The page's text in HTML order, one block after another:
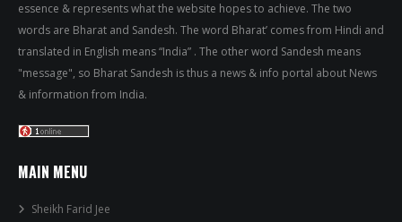
essence & represents what the website hopes to achieve. The two
words are Bharat and Sandesh. The word Bharat’ comes from Hindi and
translated in English means “India” . The other word Sandesh means
"message", so Bharat Sandesh is thus a news & info portal about News
& information from India.
MAIN MENU
Sheikh Farid Jee